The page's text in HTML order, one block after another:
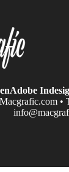
Adobe
•